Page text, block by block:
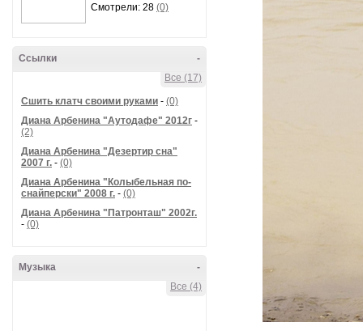
Смотрели: 28 (0)
-
Ссылки
Все (17)
Сшить клатч своими руками - (0)
Диана Арбенина "Аутодафе" 2012г -
(2)
Диана Арбенина "Дезертир сна"
2007 г. - (0)
Диана Арбенина "Колыбельная по-
снайперски" 2008 г. - (0)
Диана Арбенина "Патронташ" 2002г.
- (0)
-
Музыка
Все (4)